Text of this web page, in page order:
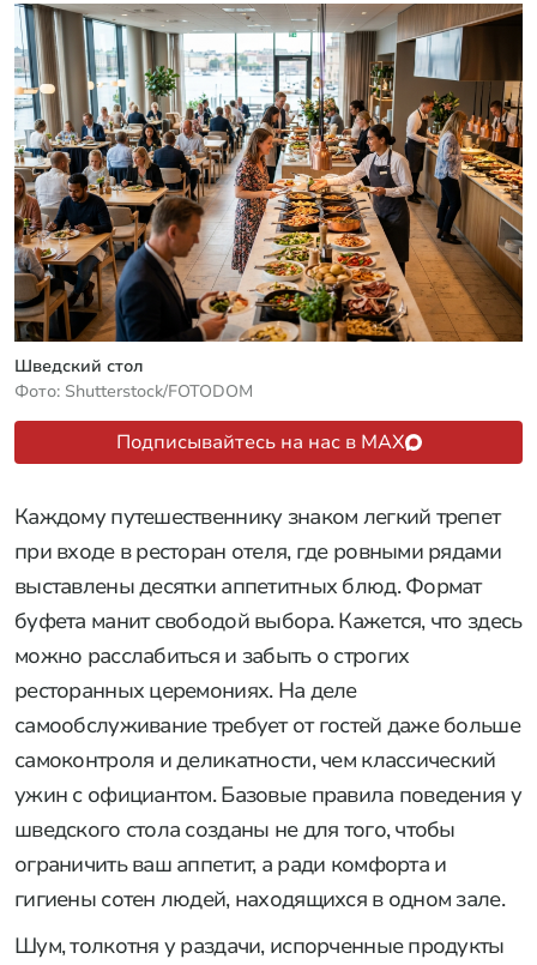
Шведский стол
Фото: Shutterstock/FOTODOM
Подписывайтесь на нас в MAX
Каждому путешественнику знаком легкий трепет
при входе в ресторан отеля, где ровными рядами
выставлены десятки аппетитных блюд. Формат
буфета манит свободой выбора. Кажется, что здесь
можно расслабиться и забыть о строгих
ресторанных церемониях. На деле
самообслуживание требует от гостей даже больше
самоконтроля и деликатности, чем классический
ужин с официантом. Базовые правила поведения у
шведского стола созданы не для того, чтобы
ограничить ваш аппетит, а ради комфорта и
гигиены сотен людей, находящихся в одном зале.
Шум, толкотня у раздачи, испорченные продукты